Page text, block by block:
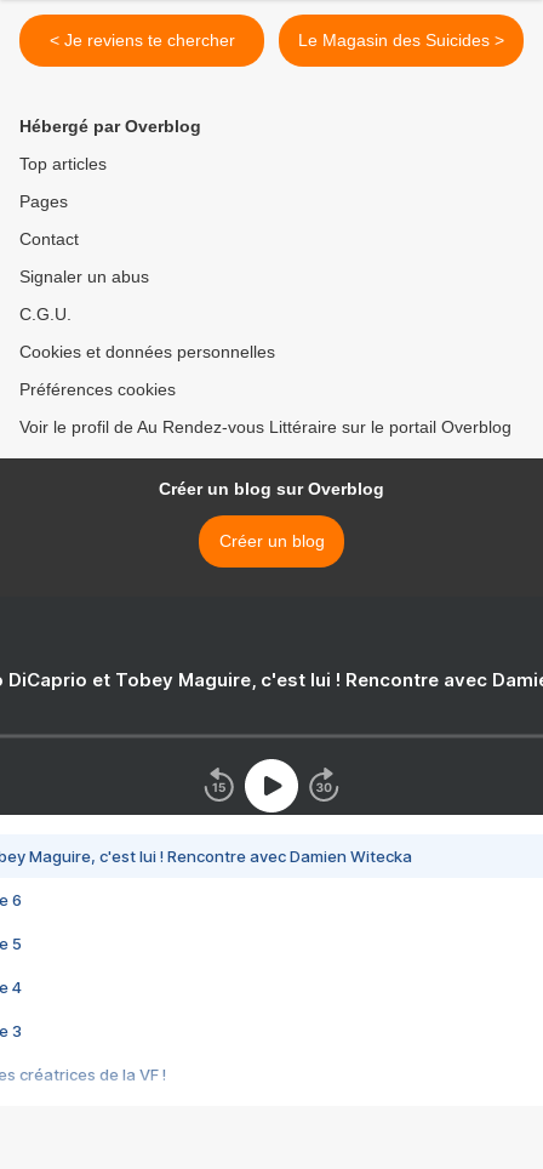
< Je reviens te chercher Le Magasin des Suicides >
Hébergé par Overblog
Top articles
Pages
Contact
Signaler un abus
C.G.U.
Cookies et données personnelles
Préférences cookies
Voir le profil de Au Rendez-vous Littéraire sur le portail Overblog
Créer un blog sur Overblog
Créer un blog
DiCaprio et Tobey Maguire, c'est lui ! Rencontre avec
Maguire, c'est lui ! Rencontre avec Damien Witecka
6
5
4
3
créatrices de la VF !